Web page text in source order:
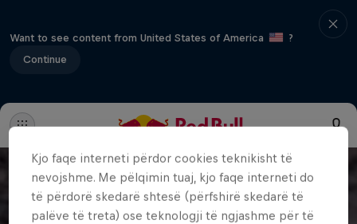
Want to see content from United States of America
?
Continue
Kjo faqe interneti përdor cookies teknikisht të
nevojshme. Me pëlqimin tuaj, kjo faqe interneti do
të përdorë skedarë shtesë (përfshirë skedarë të
palëve të treta) ose teknologji të ngjashme për të